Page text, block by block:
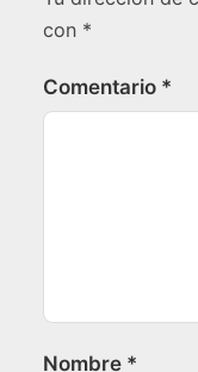
con *
Comentario *
Nombre *